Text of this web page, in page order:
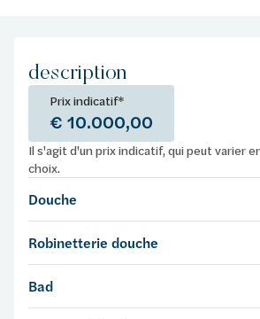
description
Prix indicatif*
€ 10.000,00
Il s'agit d'un prix indicatif, qui peut varier
choix.
Douche
Robinetterie douche
Bad